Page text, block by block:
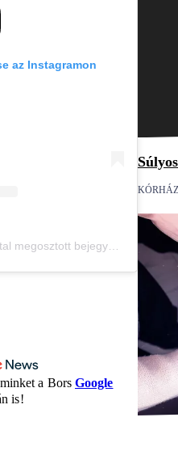
az Instagramon
a BorsGoogle
is!
KÓRHÁZ